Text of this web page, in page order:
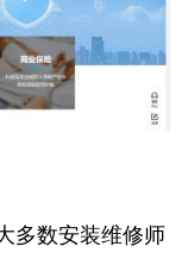
多数安装维修师